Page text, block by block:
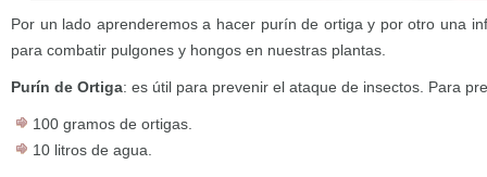
Por un lado aprenderemos a hacer purín de ortiga y por otro una
para combatir pulgones y hongos en nuestras plantas.
Purín de Ortiga: es útil para prevenir el ataque de insectos. Para
100 gramos de ortigas.
10 litros de agua.